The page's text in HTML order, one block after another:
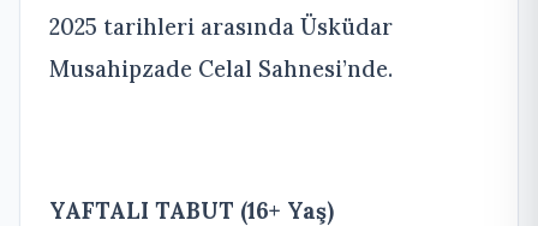
2025 tarihleri arasında Üsküdar
Musahipzade Celal Sahnesi’nde.
YAFTALI TABUT (16+ Yaş)